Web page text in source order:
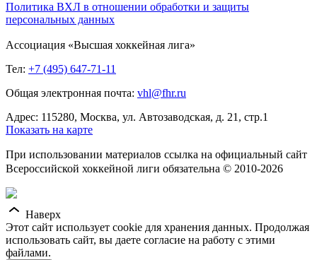
Политика ВХЛ в отношении обработки и защиты
персональных данных
Ассоциация «Высшая хоккейная лига»
Тел: +7 (495) 647-71-11
Общая электронная почта: vhl@fhr.ru
Адрес: 115280, Москва, ул. Автозаводская, д. 21, стр.1
Показать на карте
При использовании материалов ссылка на официальный сайт
Всероссийской хоккейной лиги обязательна © 2010-2026
Наверх
Этот сайт использует cookie для хранения данных. Продолжая
использовать сайт, вы даете согласие на работу с этими
файлами.